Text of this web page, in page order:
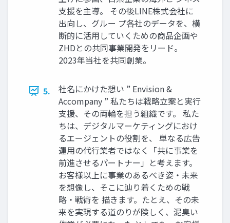
支援を主導。 その後LINE株式会社に
出向し、グルー プ各社のデータを、横
断的に活用していくための商品企画や
ZHDとの共同事業開発をリード。
2023年当社を共同創業。
5.
社名にかけた想い ” Envision &
Accompany ” 私たちは戦略立案と実行
支援、その両輪を担う組織です。 私た
ちは、デジタルマーケティングにおけ
るエージェントの役割を、 単なる広告
運用の代行業者ではなく「共に事業を
前進させるパートナー」と考えます。
お客様以上に事業のあるべき姿・未来
を想像し、そこに辿り着くための戦
略・戦術を 描きます。たとえ、その未
来を実現する道のりが険しく、泥臭い